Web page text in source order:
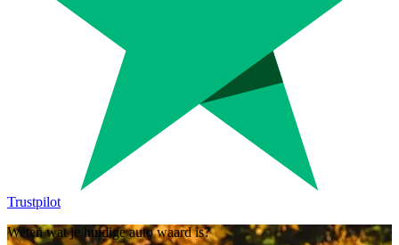
Trustpilot
Weten wat je huidige auto waard is?